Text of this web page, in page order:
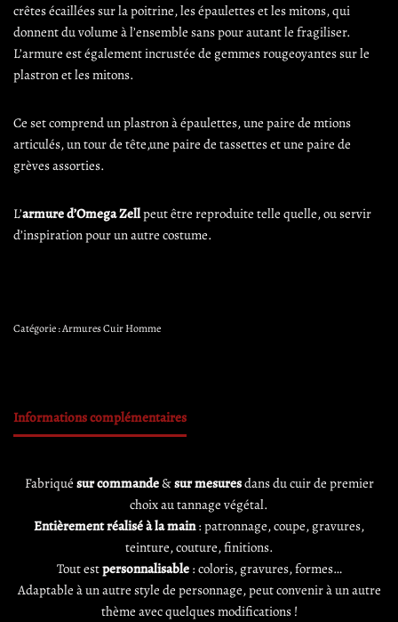
crêtes écaillées sur la poitrine, les épaulettes et les mitons, qui
donnent du volume à l’ensemble sans pour autant le fragiliser.
L’armure est également incrustée de gemmes rougeoyantes sur le
plastron et les mitons.
Ce set comprend un plastron à épaulettes, une paire de mtions
articulés, un tour de tête,une paire de tassettes et une paire de
grèves assorties.
L’armure d’Omega Zellpeut être reproduite telle quelle, ou servir
d’inspiration pour un autre costume.
Catégorie :Armures Cuir Homme
Informations complémentaires
Fabriqué sur commande&sur mesuresdans du cuir de premier
choix au tannage végétal.
Entièrement réalisé à la main: patronnage, coupe, gravures,
teinture, couture, finitions.
Tout estpersonnalisable: coloris, gravures, formes…
Adaptable à un autre style de personnage, peut convenir à un autre
thème avec quelques modifications !